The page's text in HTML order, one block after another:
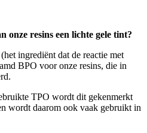
onze resins een lichte gele tint?
ingrediënt dat de reactie met
BPO voor onze resins, die in
TPO wordt dit gekenmerkt
wordt daarom ook vaak gebruikt in